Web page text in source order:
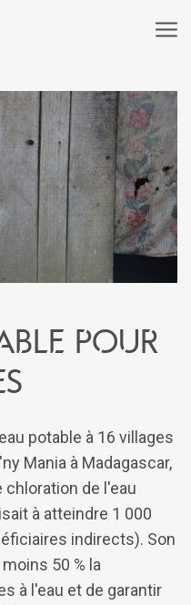
pour
potable à 16 villages
Mania à Madagascar,
de l'eau
à atteindre 1 000
indirects). Son
50 % la
à l'eau et de garantir